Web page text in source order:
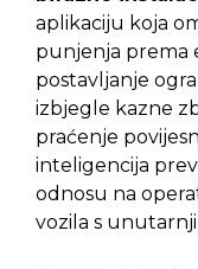
aplikaciju koja
punjenja prema
postavljanje
izbjegle kazne
praćenje
inteligencija
odnosu na
vozila s